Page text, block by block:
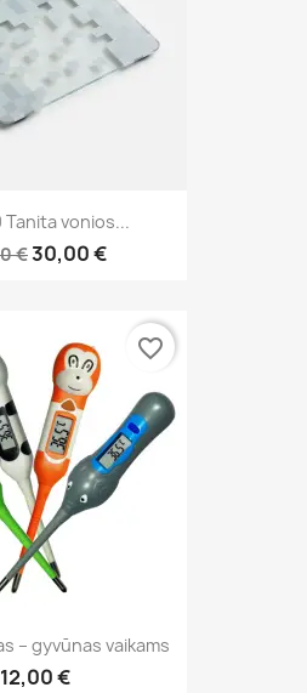
Tanita vonios...
€30,00 €
– gyvūnas vaikams
12,00 €
favorite_border